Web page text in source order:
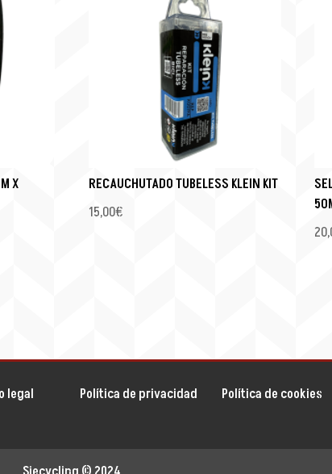
X
RECAUCHUTADO TUBELESS KLEIN KIT
15,00€
legal Política de privacidad Política de cookies